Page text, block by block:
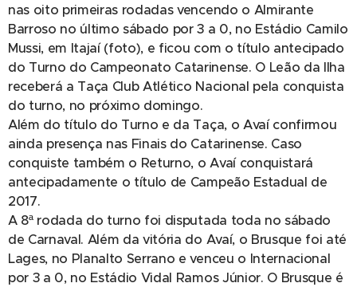
nas oito primeiras rodadas vencendo o Almirante
Barroso no último sábado por 3 a 0, no Estádio Camilo
Mussi, em Itajaí (foto), e ficou com o título antecipado
do Turno do Campeonato Catarinense. O Leão da Ilha
receberá a Taça Club Atlético Nacional pela conquista
do turno, no próximo domingo.
Além do título do Turno e da Taça, o Avaí confirmou
ainda presença nas Finais do Catarinense. Caso
conquiste também o Returno, o Avaí conquistará
antecipadamente o título de Campeão Estadual de
2017.
A 8ª rodada do turno foi disputada toda no sábado
de Carnaval. Além da vitória do Avaí, o Brusque foi até
Lages, no Planalto Serrano e venceu o Internacional
por 3 a 0, no Estádio Vidal Ramos Júnior. O Brusque é